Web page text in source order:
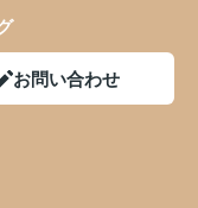
お問い合わせ